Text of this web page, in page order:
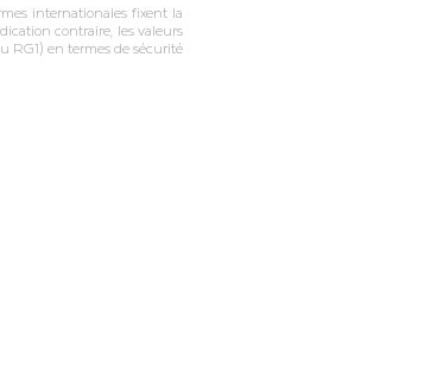
internationales fixent la
contraire, les valeurs
RG1) en termes de sécurité